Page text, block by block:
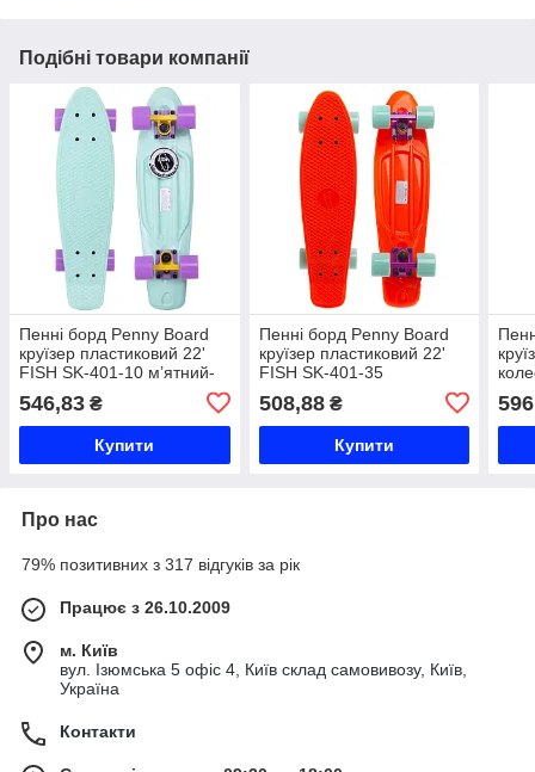
Подібні товари компанії
Пенні борд Penny Board
круїзер пластиковий 22'
FISH SK-401-10 м’ятний-
SK-401-10
546,83 ₴
Купити
Пенні борд Penny Board
круїзер пластиковий 22'
FISH SK-401-35
фіолетовий-м’ятний Код
SK-401-35
508,88₴
Купити
SK-
Про нас
79% позитивних з 317 відгуків за рік
Працює з 26.10.2009
м. Київ
вул. Ізюмська 5 офіс 4, Київ склад самовивозу, Київ,
Україна
Контакти